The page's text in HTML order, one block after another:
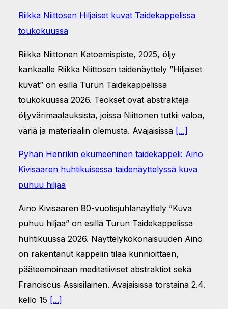
Riikka Niittosen Hiljaiset kuvat Taidekappelissa
toukokuussa
Riikka Niittonen Katoamispiste, 2025, öljy
kankaalle Riikka Niittosen taidenäyttely ”Hiljaiset
kuvat” on esillä Turun Taidekappelissa
toukokuussa 2026. Teokset ovat abstrakteja
öljyvärimaalauksista, joissa Niittonen tutkii valoa,
väriä ja materiaalin olemusta. Avajaisissa [...]
Pyhän Henrikin ekumeeninen taidekappeli: Aino
Kivisaaren huhtikuisessa taidenäyttelyssä kuva
puhuu hiljaa
Aino Kivisaaren 80-vuotisjuhlanäyttely ”Kuva
puhuu hiljaa” on esillä Turun Taidekappelissa
huhtikuussa 2026. Näyttelykokonaisuuden Aino
on rakentanut kappelin tilaa kunnioittaen,
pääteemoinaan meditatiiviset abstraktiot sekä
Franciscus Assisilainen. Avajaisissa torstaina 2.4.
kello 15 [...]